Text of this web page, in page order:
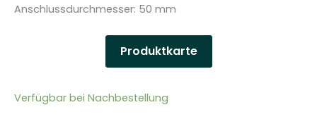
Anschlussdurchmesser: 50 mm
Produktkarte
Verfügbar bei Nachbestellung